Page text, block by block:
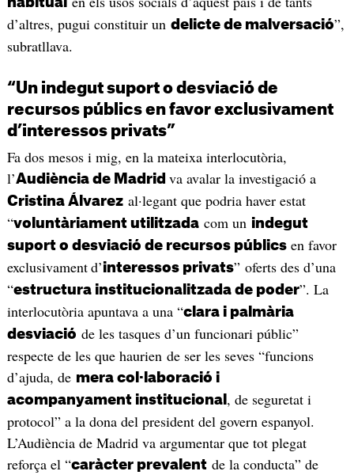
d’altres, pugui constituir un delicte de malversació”,
subratllava.
“Un indegut suport o desviació de
recursos públics en favor exclusivament
d’interessos privats”
Fa dos mesos i mig, en la mateixa interlocutòria,
l’Audiència de Madrid va avalar la investigació a
Cristina Álvarezal·legant que podria haver estat
“voluntàriament utilitzadacom un indegut
suport o desviació de recursos públicsen favor
exclusivamentd’interessos privats” oferts des d’una
“estructura institucionalitzada de poder”. La
interlocutòria apuntava a una “clara i palmària
desviació de les tasques d’un funcionari públic”
respecte de les que haurien de ser les seves “funcions
d’ajuda, de mera col·laboració i
acompanyament institucional , de seguretat i
protocol” a la dona del president del govern espanyol.
L’Audiència de Madrid va argumentar que tot plegat
reforça el “caràcter prevalentde la conducta” de